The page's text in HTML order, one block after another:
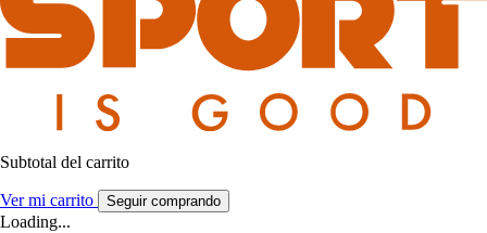
Subtotal del carrito
Ver mi carrito Seguir comprando
Loading...